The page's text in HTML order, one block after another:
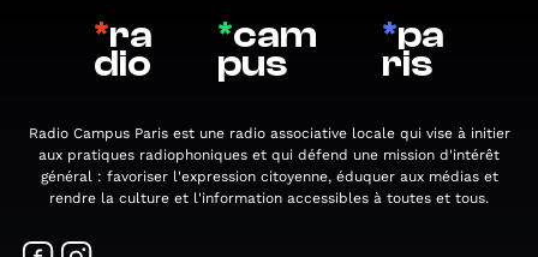
*ra
dio
*cam
pus
*pa
ris
Radio Campus Paris est une radio associative locale qui vise à initier
aux pratiques radiophoniques et qui défend une mission d'intérêt
général : favoriser l'expression citoyenne, éduquer aux médias et
rendre la culture et l'information accessibles à toutes et tous.